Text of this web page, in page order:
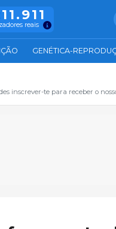
reais
GENÉTICA-
inscrever-te para receber o